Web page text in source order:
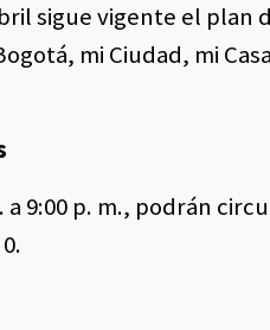
sigue vigente el
mi Ciudad, mi
a 9:00 p. m., podrán